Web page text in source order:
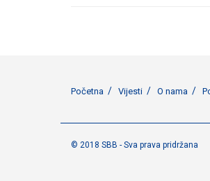
Početna Vijesti O nama
© 2018 SBB - Sva prava pridržana